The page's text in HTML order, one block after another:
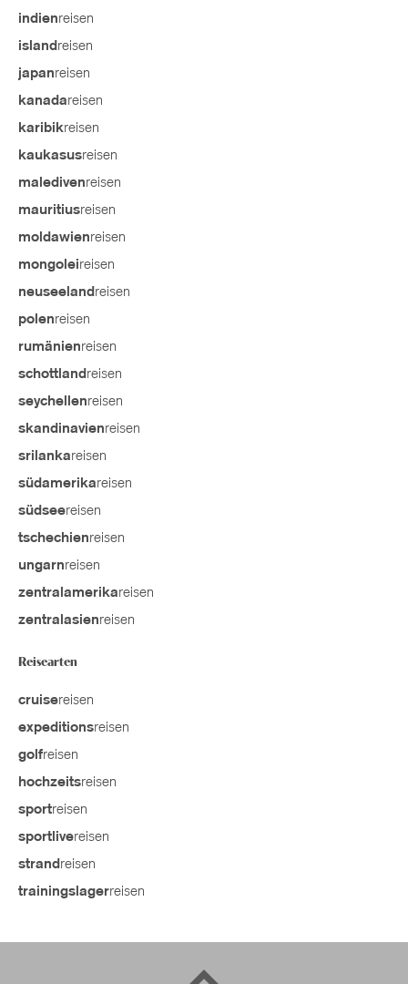
indienreisen
island reisen
japanreisen
kanadareisen
karibikreisen
kaukasusreisen
maledivenreisen
mauritiusreisen
moldawienreisen
mongoleireisen
neuseeland reisen
polenreisen
rumänienreisen
schottland reisen
seychellenreisen
skandinavienreisen
srilankareisen
südamerikareisen
südseereisen
tschechienreisen
ungarnreisen
zentralamerikareisen
zentralasienreisen
Reisearten
cruisereisen
expeditionsreisen
golfreisen
hochzeitsreisen
sportreisen
sportlivereisen
strand reisen
trainingslagerreisen